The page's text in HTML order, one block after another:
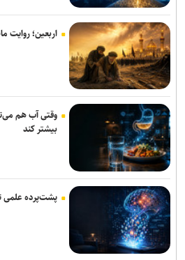
اربعین؛ روایت
وقتی آب هم
بیشتر کند
پشت‌پرده علمی